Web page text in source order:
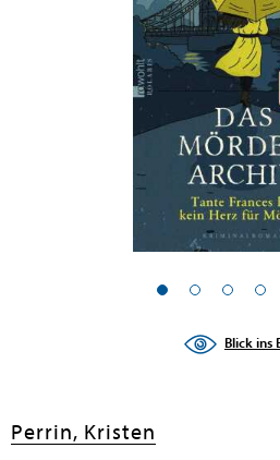
Blick ins
Perrin, Kristen